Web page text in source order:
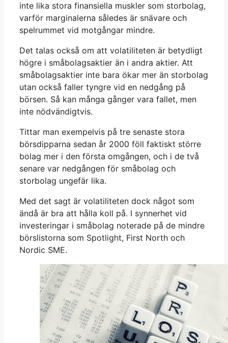
inte lika stora finansiella muskler som storbolag,
varför marginalerna således är snävare och
spelrummet vid motgångar mindre.
Det talas också om att volatiliteten är betydligt
högre i småbolagsaktier än i andra aktier. Att
småbolagsaktier inte bara ökar mer än storbolag
utan också faller tyngre vid en nedgång på
börsen. Så kan många gånger vara fallet, men
inte nödvändigtvis.
Tittar man exempelvis på tre senaste stora
börsdipparna sedan år 2000 föll faktiskt större
bolag mer i den första omgången, och i de två
senare var nedgången för småbolag och
storbolag ungefär lika.
Med det sagt är volatiliteten dock något som
ändå är bra att hålla koll på. I synnerhet vid
investeringar i småbolag noterade på de mindre
börslistorna som Spotlight, First North och
Nordic SME.